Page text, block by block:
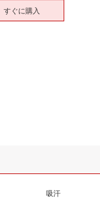
すぐに購入
吸汗